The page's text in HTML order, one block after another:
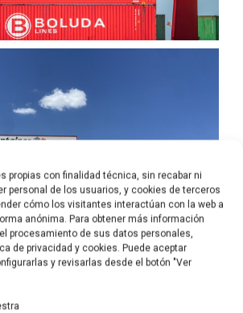
propias con finalidad técnica, sin recabar ni
personal de los usuarios, y cookies de terceros
cómo los visitantes interactúan con la web a
anónima. Para obtener más información
procesamiento de sus datos personales,
de privacidad y cookies. Puede aceptar
y revisarlas desde el botón "Ver